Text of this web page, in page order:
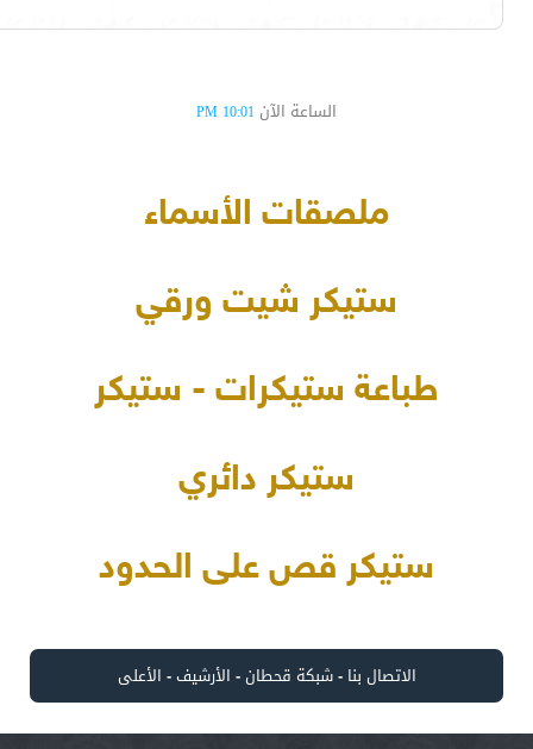
الساعة الآن 10:01 PM
ملصقات الأسماء
ستيكر شيت ورقي
طباعة ستيكرات - ستيكر
ستيكر دائري
ستيكر قص على الحدود
الاتصال بنا -شبكة قحطان- الأرشيف- الأعلى